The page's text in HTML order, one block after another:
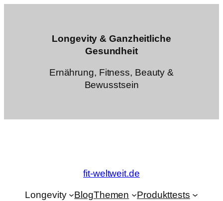
Longevity & Ganzheitliche
Gesundheit
Ernährung, Fitness, Beauty &
Bewusstsein
fit-weltweit.de
Longevity BlogThemen
Produkttests